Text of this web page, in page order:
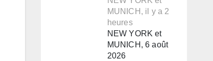
MUNICH, il y a 2
heures
NEW YORK et
MUNICH, 6 août
2026